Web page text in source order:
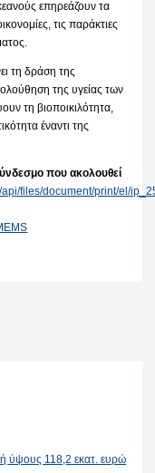
επηρεάζουν τα
τις παράκτιες
τη δράση της
της υγείας των
τη βιοποικιλότητα,
έναντι της
που ακολουθεί
files/document/print/el/
ύψους 118,2 εκατ. ευρώ